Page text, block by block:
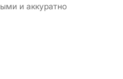
и аккуратно